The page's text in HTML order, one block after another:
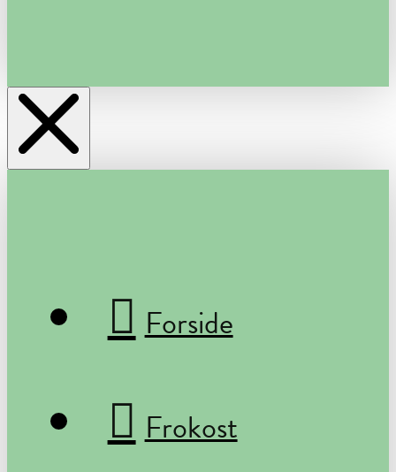
Forside
Frokost